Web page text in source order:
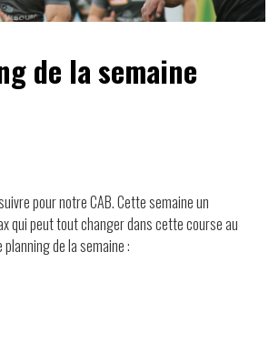
de la semaine
pour notre CAB. Cette semaine un
qui peut tout changer dans cette course au
de la semaine :